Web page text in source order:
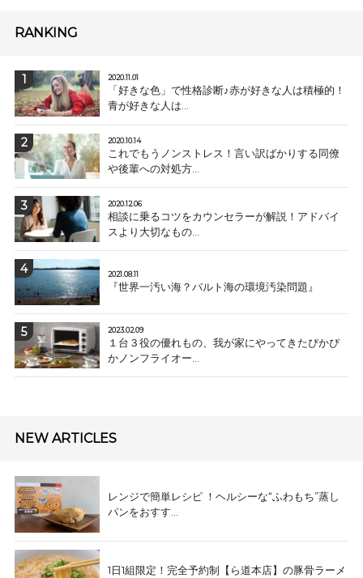
RANKING
2020.11.01
「好きな色」で性格診断♪赤が好きな人は積極的！
青が好きな人は...
2020.10.14
これでもうノンストレス！言い訳ばかりする同僚
や後輩への対処方...
2020.12.06
相談に乗るコツをカウンセラーが解説！アドバイ
スより大切なもの...
2021.08.11
『世界一汚い海？バルト海の環境汚染問題』
2023.02.09
１台３役の優れもの、我が家にやってきたぴかぴ
かノンフライオー...
NEW ARTICLES
レンジで簡単レシピ ！ヘルシーな“ふわもち”蒸し
パンをおすす...
1日1組限定！完全予約制【ら道本店】の豚骨ラーメ